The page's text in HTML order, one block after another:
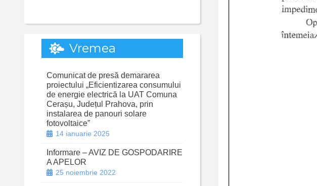
Vremea
Comunicat de presă demararea
proiectului „Eficientizarea consumului
de energie electrică la UAT Comuna
Cerașu, Județul Prahova, prin
instalarea de panouri solare
fotovoltaice”
14 ianuarie 2025
Informare – AVIZ DE GOSPODARIRE
A APELOR
25 noiembrie 2022